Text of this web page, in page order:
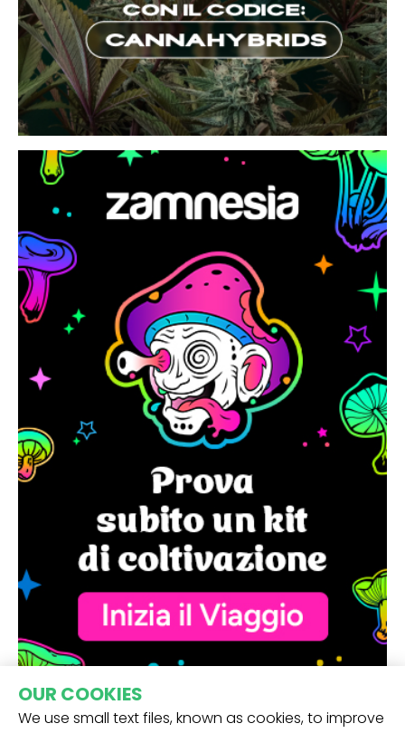
OUR COOKIES
We use small text files, known as cookies, to improve